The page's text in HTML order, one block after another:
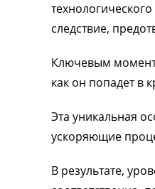
следствие,
Ключевым
как он попадет в
Эта уникальная
ускоряющие
В результате,